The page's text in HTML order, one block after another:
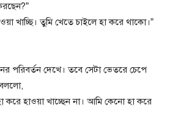
খাচ্ছি। তুমি খেতে চাইলে হা করে থাকো।”
পরিবর্তন দেখে। তবে সেটা ভেতরে চেপে
বললো,
হাওয়া খাচ্ছেন না। আমি কেনো হা করে